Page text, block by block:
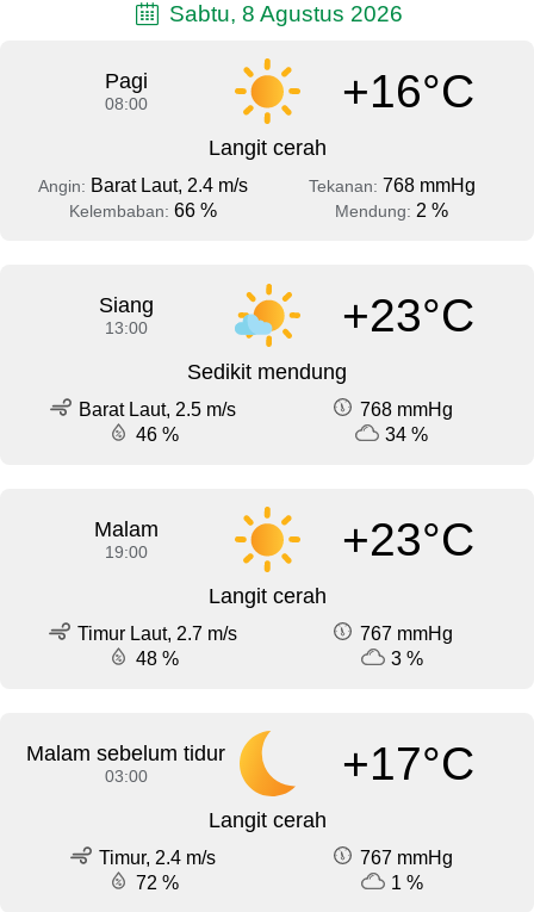
Sabtu, 8 Agustus 2026
Pagi
08:00 +16°C
Langit cerah
Angin: Barat Laut, 2.4 m/s Tekanan: 768 mmHg
Kelembaban: 66 % Mendung: 2 %
Siang
13:00 +23°C
Sedikit mendung
Barat Laut, 2.5 m/s
768 mmHg
46 %
34 %
Malam
19:00 +23°C
Langit cerah
Timur Laut, 2.7 m/s
767 mmHg
48 %
3 %
Malam sebelum tidur
03:00 +17°C
Langit cerah
Timur, 2.4 m/s
767 mmHg
72 %
1 %